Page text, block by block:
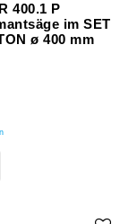
400.1 P
im SET
ø 400 mm